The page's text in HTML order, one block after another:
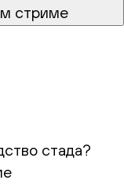
стриме
стада?